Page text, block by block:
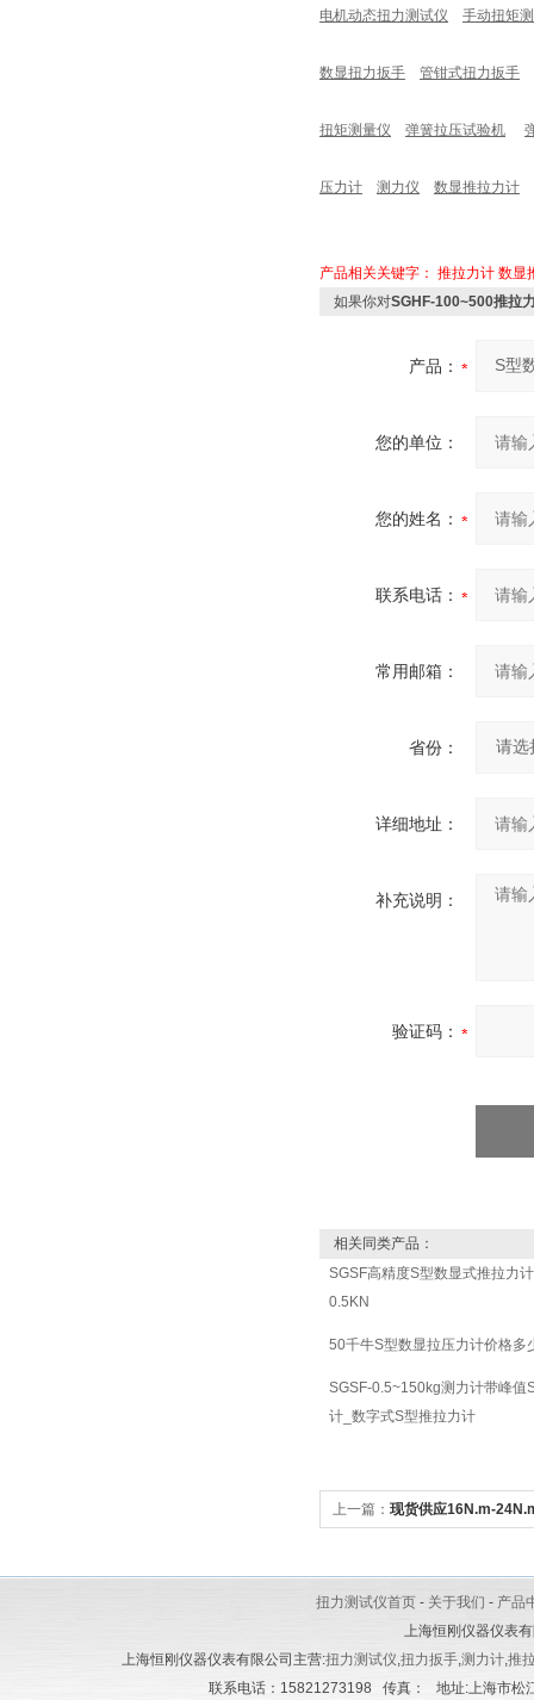
电机动态扭力测试仪 手动扭矩
数显扭力扳手 管钳式扭力扳手
扭矩测量仪 弹簧拉压试验机
压力计 测力仪 数显推拉力计
产品相关关键字： 推拉力计 数显
如果你对SGHF-100~500推拉
产品：
您的单位：
您的姓名：
联系电话：
常用邮箱：
省份：
详细地址：
补充说明：
验证码：
相关同类产品：
SGSF高精度S型数显式推拉力
0.5KN
50千牛S型数显拉压力计价格多
SGSF-0.5~150kg测力计带峰值
计_数字式S型推拉力计
上一篇： 现货供应16N.m-
扭力测试仪首页 - 关于我们 - 产品
上海恒刚仪器仪表
上海恒刚仪器仪表有限公司主营:扭力测试仪,扭力扳手,测力计,推
联系电话：15821273198 传真： 地址:上海市